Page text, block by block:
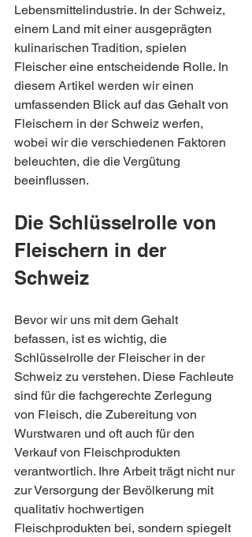
Lebensmittelindustrie. In der Schweiz,
einem Land mit einer ausgeprägten
kulinarischen Tradition, spielen
Fleischer eine entscheidende Rolle. In
diesem Artikel werden wir einen
umfassenden Blick auf das Gehalt von
Fleischern in der Schweiz werfen,
wobei wir die verschiedenen Faktoren
beleuchten, die die Vergütung
beeinflussen.
Die Schlüsselrolle von
Fleischern in der
Schweiz
Bevor wir uns mit dem Gehalt
befassen, ist es wichtig, die
Schlüsselrolle der Fleischer in der
Schweiz zu verstehen. Diese Fachleute
sind für die fachgerechte Zerlegung
von Fleisch, die Zubereitung von
Wurstwaren und oft auch für den
Verkauf von Fleischprodukten
verantwortlich. Ihre Arbeit trägt nicht nur
zur Versorgung der Bevölkerung mit
qualitativ hochwertigen
Fleischprodukten bei, sondern spiegelt